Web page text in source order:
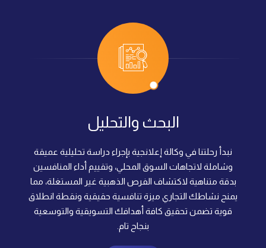
مراحل وخطوات العمل في
تعتمد وكالة إعلانجية منهجية علمية دقيقة تتكون من أربع مراحل
البحث والتحليل
نبدأ رحلتنا في وكالة إعلانجية بإجراء دراسة تحليلية عميقة
وشاملة لاتجاهات السوق المحلي، وتقييم أداء المنافسين
بدقة متناهية لاكتشاف الفرص الذهبية غير المستغلة، مما
يمنح نشاطك التجاري ميزة تنافسية حقيقية ونقطة انطلاق
قوية تضمن تحقيق كافة أهدافك التسويقية والتوسعية
بنجاح تام.